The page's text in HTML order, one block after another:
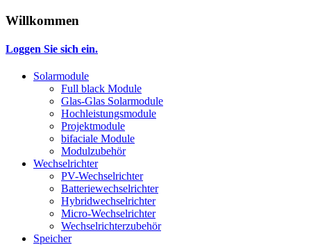
Willkommen
Loggen Sie sich ein.
Solarmodule
Full black Module
Glas-Glas Solarmodule
Hochleistungsmodule
Projektmodule
bifaciale Module
Modulzubehör
Wechselrichter
PV-Wechselrichter
Batteriewechselrichter
Hybridwechselrichter
Micro-Wechselrichter
Wechselrichterzubehör
Speicher